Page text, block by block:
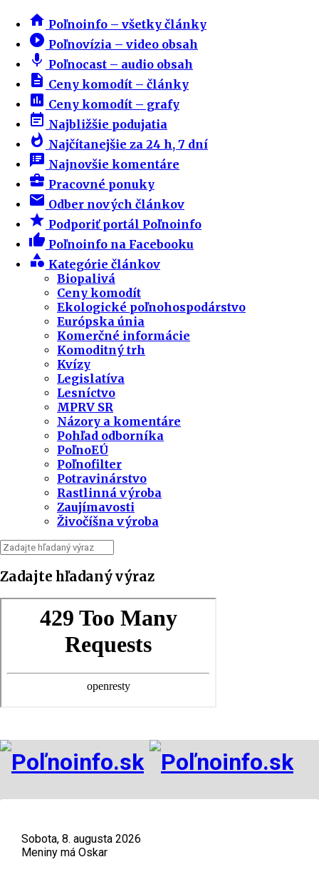
home Poľnoinfo – všetky články
play_circle_filled Poľnovízia – video obsah
mic Poľnocast – audio obsah
description Ceny komodít – články
insert_chart Ceny komodít – grafy
event_note Najbližšie podujatia
whatshot Najčítanejšie za 24 h, 7 dní
speaker_notes Najnovšie komentáre
business_center Pracovné ponuky
email Odber nových článkov
star Podporiť portál Poľnoinfo
thumb_up Poľnoinfo na Facebooku
category Kategórie článkov
Biopalivá
Ceny komodít
Ekologické poľnohospodárstvo
Európska únia
Komerčné informácie
Komoditný trh
Kvízy
Legislatíva
Lesníctvo
MPRV SR
Názory a komentáre
Pohľad odborníka
PoľnoEÚ
Poľnofilter
Potravinárstvo
Rastlinná výroba
Zaujímavosti
Živočíšna výroba
Zadajte hľadaný výraz
Sobota, 8. augusta 2026
Meniny má Oskar